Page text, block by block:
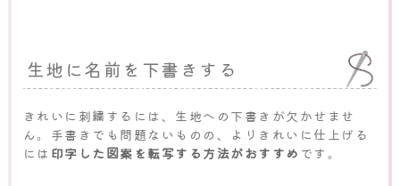
生地に名前を下書きする
きれいに刺繍するには、生地への下書きが欠かせませ
ん。手書きでも問題ないものの、よりきれいに仕上げる
には 印字した図案を転写する方法がおすすめ です。